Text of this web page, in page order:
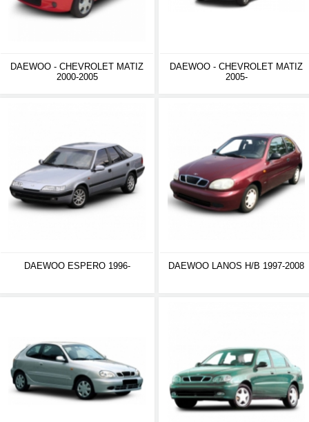
DAEWOO - CHEVROLET MATIZ
2000-2005
DAEWOO - CHEVROLET MATIZ
2005-
DAEWOO ESPERO 1996- DAEWOO LANOS H/B 1997-2008